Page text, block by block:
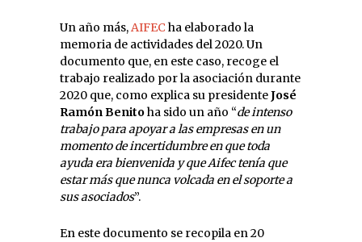
Un año más,AIFEC ha elaborado la
memoria de actividades del 2020. Un
documento que, en este caso, recoge el
trabajo realizado por la asociación durante
2020 que, como explica su presidenteJosé
Ramón Benitoha sido un año “de intenso
trabajo para apoyar a las empresas en un
momento de incertidumbre en que toda
ayuda era bienvenida y que Aifec tenía que
estar más que nunca volcada en el soporte a
sus asociados”.
En este documento se recopila en 20